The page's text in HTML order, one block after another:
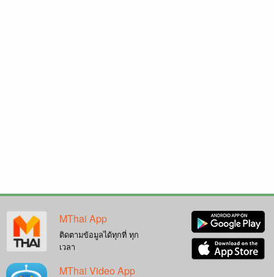
MThai App
ติดตามข้อมูลได้ทุกที่ ทุก
เวลา
MThai Video App